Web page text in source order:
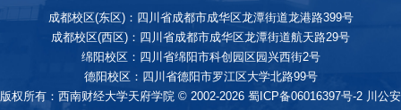
成都校区(东区)：四川省成都市成华区龙潭街道龙港路399号
成都校区(西区)：四川省成都市成华区龙潭街道航天路29号
绵阳校区：四川省绵阳市科创园区园兴西街2号
德阳校区：四川省德阳市罗江区大学北路99号
版权所有：西南财经大学天府学院 © 2002-2026 蜀ICP备06016397号-2 川公安